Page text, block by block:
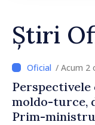
Știri
/ Acum 2
moldo-turce,
Prim-